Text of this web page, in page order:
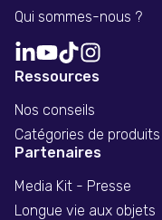
Qui sommes-nous ?
Ressources
Nos conseils
Catégories de produits
Partenaires
Media Kit - Presse
Longue vie aux objets